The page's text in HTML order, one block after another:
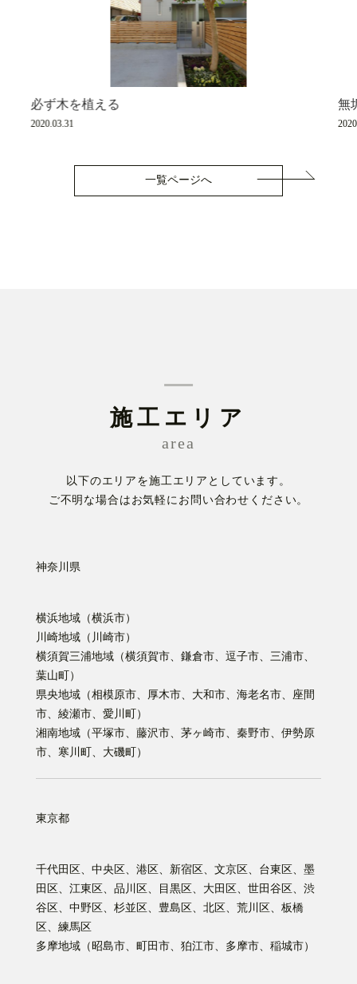
必ず木を植える
2020.03.31
無
一覧ページへ
施工エリア
area
以下のエリアを施工エリアとしています。
ご不明な場合はお気軽にお問い合わせください。
神奈川県
横浜地域（横浜市）
川崎地域（川崎市）
横須賀三浦地域（横須賀市、鎌倉市、逗子市、三浦市、
葉山町）
県央地域（相模原市、厚木市、大和市、海老名市、座間
市、綾瀬市、愛川町）
湘南地域（平塚市、藤沢市、茅ヶ崎市、秦野市、伊勢原
市、寒川町、大磯町）
東京都
千代田区、中央区、港区、新宿区、文京区、台東区、墨
田区、江東区、品川区、目黒区、大田区、世田谷区、渋
谷区、中野区、杉並区、豊島区、北区、荒川区、板橋
区、練馬区
多摩地域（昭島市、町田市、狛江市、多摩市、稲城市）